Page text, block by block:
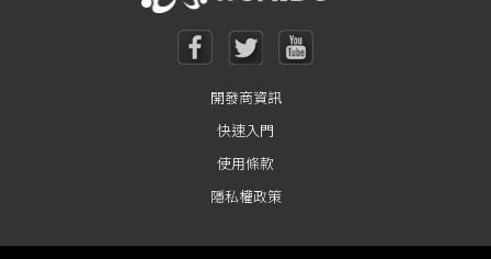
開發商資訊
快速入門
使用條款
隱私權政策